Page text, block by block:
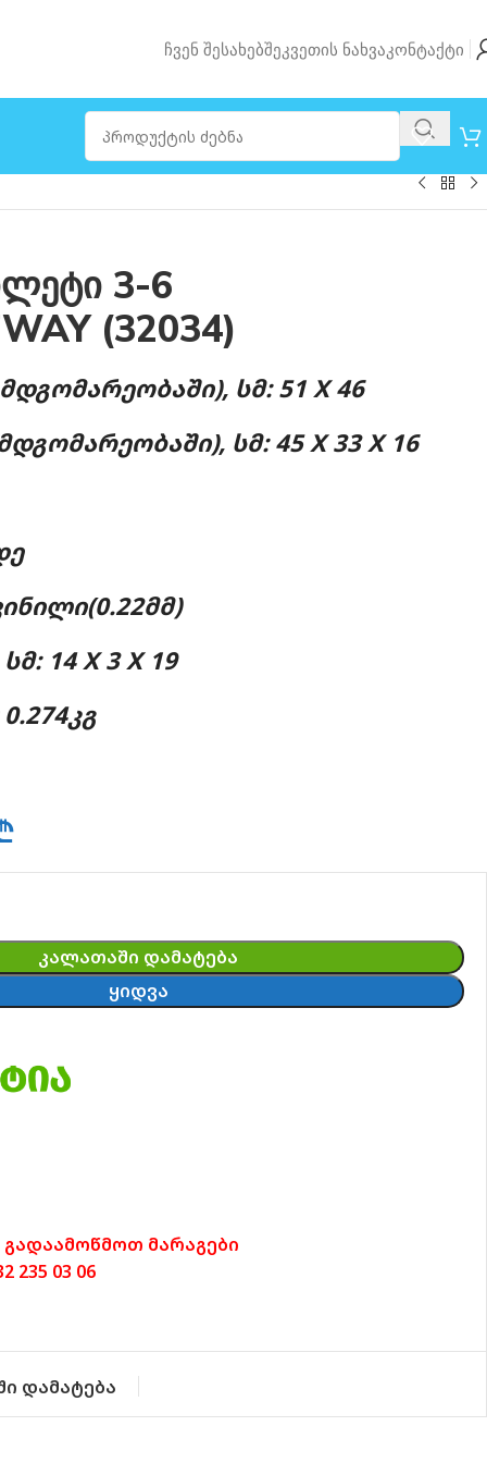
Ჩვენ ᲨესახებᲨეკვეთის ᲜახვაᲙონტაქტი
3-6
(32034)
ᲡᲛ: 51 X 46
ᲡᲛ: 45 X 33 X 16
14 X 3 X 19
ᲙᲐᲚᲐᲗᲐᲨᲘ ᲓᲐᲛᲐᲢᲔᲑᲐ
ᲧᲘᲓᲕᲐ
მარაგები
235 03 06
დამატება